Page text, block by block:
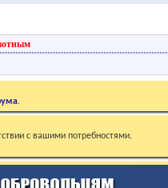
.
с вашими потребностями.